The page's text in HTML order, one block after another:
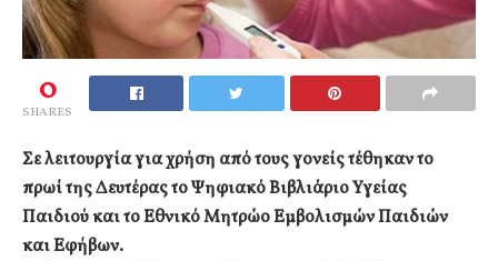
0
SHARES
Σε λειτουργία για χρήση από τους γονείς τέθηκαν το
πρωί της Δευτέρας το Ψηφιακό Βιβλιάριο Υγείας
Παιδιού και το Εθνικό Μητρώο Εμβολισμών Παιδιών
και Εφήβων.